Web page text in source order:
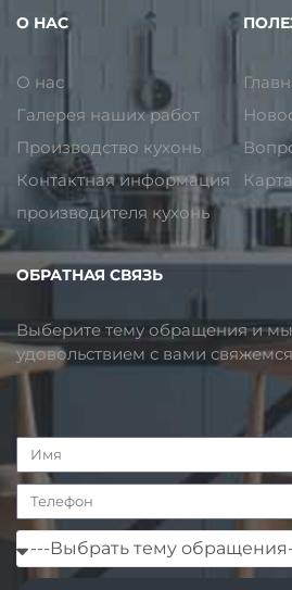
О НАС
О нас
Галерея наших работ
Производство кухонь
Контактная информация
производителя кухонь
ОБРАТНАЯ СВЯЗЬ
Выберите тему обращения и
удовольствием с вами свяжемся